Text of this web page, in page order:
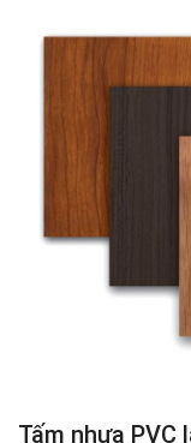
Tấm nhựa